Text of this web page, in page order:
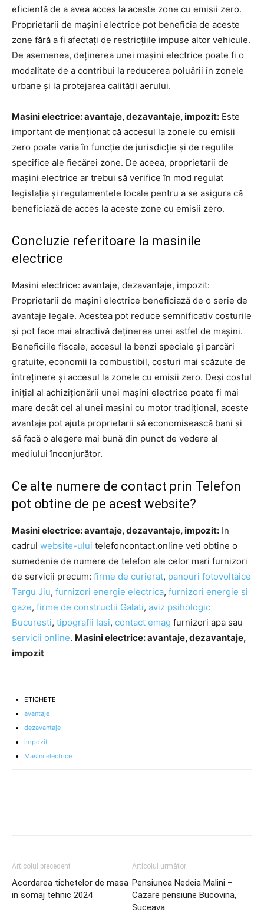
eficientă de a avea acces la aceste zone cu emisii zero.
Proprietarii de mașini electrice pot beneficia de aceste
zone fără a fi afectați de restricțiile impuse altor vehicule.
De asemenea, deținerea unei mașini electrice poate fi o
modalitate de a contribui la reducerea poluării în zonele
urbane și la protejarea calității aerului.
Masini electrice: avantaje, dezavantaje, impozit: Este
important de menționat că accesul la zonele cu emisii
zero poate varia în funcție de jurisdicție și de regulile
specifice ale fiecărei zone. De aceea, proprietarii de
mașini electrice ar trebui să verifice în mod regulat
legislația și regulamentele locale pentru a se asigura că
beneficiază de acces la aceste zone cu emisii zero.
Concluzie referitoare la masinile
electrice
Masini electrice: avantaje, dezavantaje, impozit:
Proprietarii de mașini electrice beneficiază de o serie de
avantaje legale. Acestea pot reduce semnificativ costurile
și pot face mai atractivă deținerea unei astfel de mașini.
Beneficiile fiscale, accesul la benzi speciale și parcări
gratuite, economii la combustibil, costuri mai scăzute de
întreținere și accesul la zonele cu emisii zero. Deși costul
inițial al achiziționării unei mașini electrice poate fi mai
mare decât cel al unei mașini cu motor tradițional, aceste
avantaje pot ajuta proprietarii să economisească bani și
să facă o alegere mai bună din punct de vedere al
mediului înconjurător.
Ce alte numere de contact prin Telefon
pot obtine de pe acest website?
Masini electrice: avantaje, dezavantaje, impozit: In
cadrul website-ului telefoncontact.online veti obtine o
sumedenie de numere de telefon ale celor mari furnizori
de servicii precum: firme de curierat, panouri fotovoltaice
Targu Jiu, furnizori energie electrica, furnizori energie si
gaze, firme de constructii Galati, aviz psihologic
Bucuresti, tipografii Iasi, contact emag furnizori apa sau
servicii online. Masini electrice: avantaje, dezavantaje,
impozit
ETICHETE
avantaje
dezavantaje
impozit
Masini electrice
Articolul precedent
Acordarea tichetelor de masa
in somaj tehnic 2024
Articolul următor
Pensiunea Nedeia Malini –
Cazare pensiune Bucovina,
Suceava